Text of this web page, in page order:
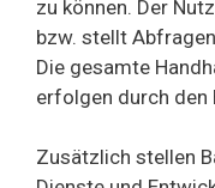
zu können. Der
bzw. stellt
Die gesamte
erfolgen durch den
Zusätzlich stellen